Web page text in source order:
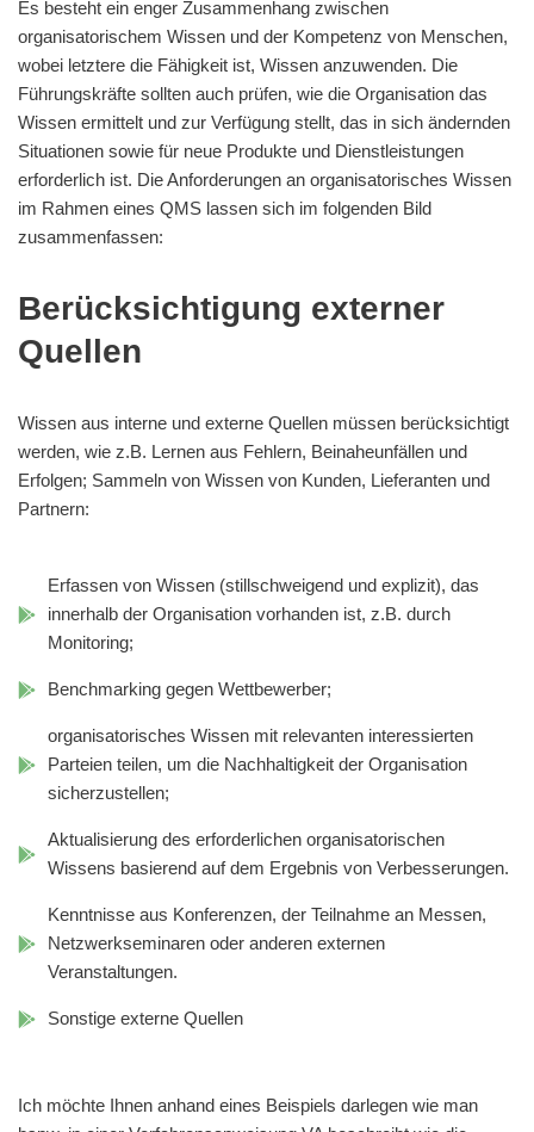
Es besteht ein enger Zusammenhang zwischen
organisatorischem Wissen und der Kompetenz von Menschen,
wobei letztere die Fähigkeit ist, Wissen anzuwenden. Die
Führungskräfte sollten auch prüfen, wie die Organisation das
Wissen ermittelt und zur Verfügung stellt, das in sich ändernden
Situationen sowie für neue Produkte und Dienstleistungen
erforderlich ist. Die Anforderungen an organisatorisches Wissen
im Rahmen eines QMS lassen sich im folgenden Bild
zusammenfassen:
Berücksichtigung externer
Quellen
Wissen aus interne und externe Quellen müssen berücksichtigt
werden, wie z.B. Lernen aus Fehlern, Beinaheunfällen und
Erfolgen; Sammeln von Wissen von Kunden, Lieferanten und
Partnern:
Erfassen von Wissen (stillschweigend und explizit), das
innerhalb der Organisation vorhanden ist, z.B. durch
Monitoring;
Benchmarking gegen Wettbewerber;
organisatorisches Wissen mit relevanten interessierten
Parteien teilen, um die Nachhaltigkeit der Organisation
sicherzustellen;
Aktualisierung des erforderlichen organisatorischen
Wissens basierend auf dem Ergebnis von Verbesserungen.
Kenntnisse aus Konferenzen, der Teilnahme an Messen,
Netzwerkseminaren oder anderen externen
Veranstaltungen.
Sonstige externe Quellen
Ich möchte Ihnen anhand eines Beispiels darlegen wie man